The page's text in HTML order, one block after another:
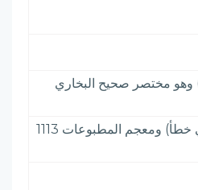
وهو مختصر صحيح البخاري
الأعلام 1: 91& العقيق اليماني - خ - الضوء اللامع 1: 214 ولحظ الألحاظ 259 وفي هامشه أن (التجريد الصريح طبع منسوبا إلى الحسين بن المبارك الزبيدي خطأ) ومعجم المطبوعات 1113